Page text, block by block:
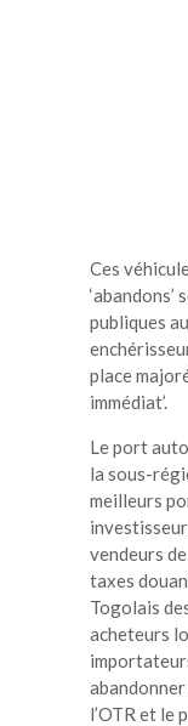
Ces
‘abandons’
publiques
place
immédiat’.
Le port
la sous-
meilleurs
vendeurs
taxes
Togolais
acheteurs
l’OTR et le